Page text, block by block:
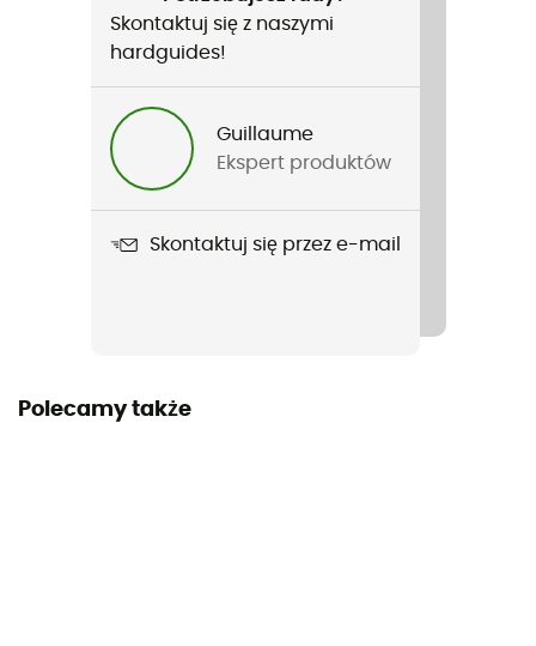
Skontaktuj się z naszymi
hardguides!
Guillaume
Ekspert produktów
Skontaktuj się przez e-mail
Polecamy także